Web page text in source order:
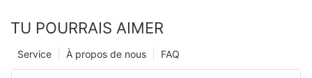
TU POURRAIS AIMER
FAQ
À propos de nous
Service